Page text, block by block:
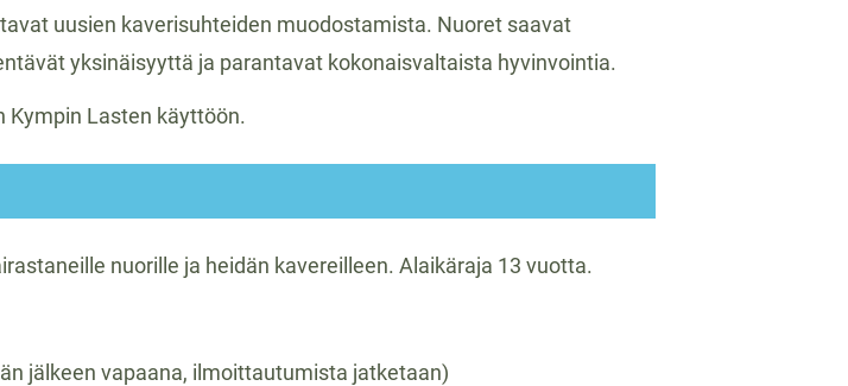
uusien kaverisuhteiden muodostamista. Nuoret saavat
yksinäisyyttä ja parantavat kokonaisvaltaista hyvinvointia.
Kympin Lasten käyttöön.
nuorille ja heidän kavereilleen. Alaikäraja 13 vuotta.
jälkeen vapaana, ilmoittautumista jatketaan)